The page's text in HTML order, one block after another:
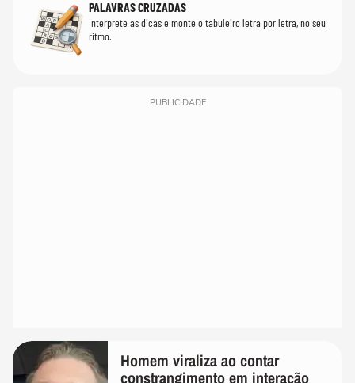
PALAVRAS CRUZADAS
Interprete as dicas e monte o tabuleiro letra por letra, no seu
ritmo.
PUBLICIDADE
Homem viraliza ao contar
constrangimento em interação